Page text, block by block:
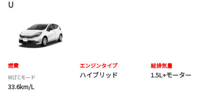
U
燃費
WLTCモード
33.6km/L
エンジンタイプ
ハイブリッド
総排気量
1.5L+モーター